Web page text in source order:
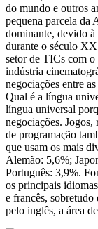
do mundo e outros
pequena parcela da
dominante, devido à
durante o século
setor de TICs com o
indústria
negociações entre
Qual é a língua
língua universal
negociações.
de programação
que usam os mais
Alemão: 5,6%;
Português: 3,9%.
os principais
e francês,
pelo inglês, a área